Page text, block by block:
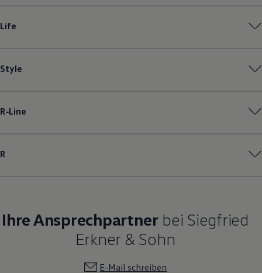
Life
Style
R‑Line
R
Ihre Ansprechpartnerbei Siegfried
Erkner & Sohn
E-Mail schreiben